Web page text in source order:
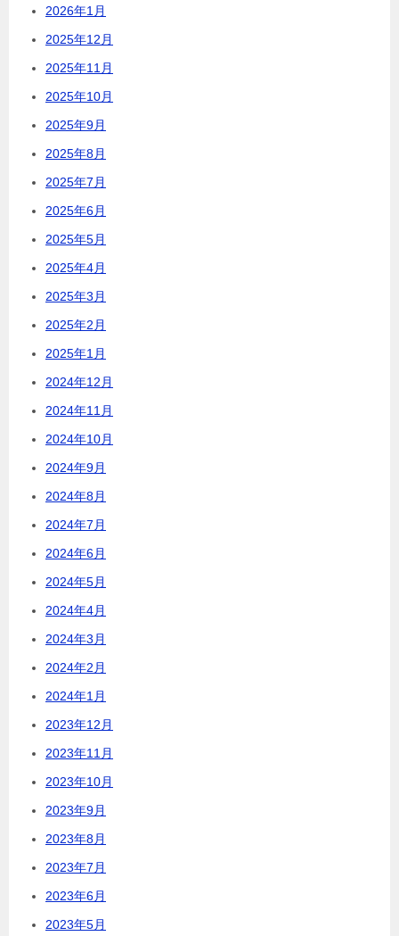
2026年1月
2025年12月
2025年11月
2025年10月
2025年9月
2025年8月
2025年7月
2025年6月
2025年5月
2025年4月
2025年3月
2025年2月
2025年1月
2024年12月
2024年11月
2024年10月
2024年9月
2024年8月
2024年7月
2024年6月
2024年5月
2024年4月
2024年3月
2024年2月
2024年1月
2023年12月
2023年11月
2023年10月
2023年9月
2023年8月
2023年7月
2023年6月
2023年5月